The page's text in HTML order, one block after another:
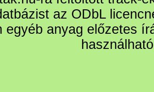
az ODbL
egyéb anyag előzetes